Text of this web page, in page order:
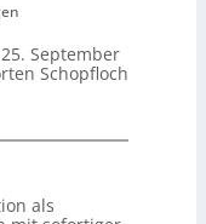
September
Schopfloch
als